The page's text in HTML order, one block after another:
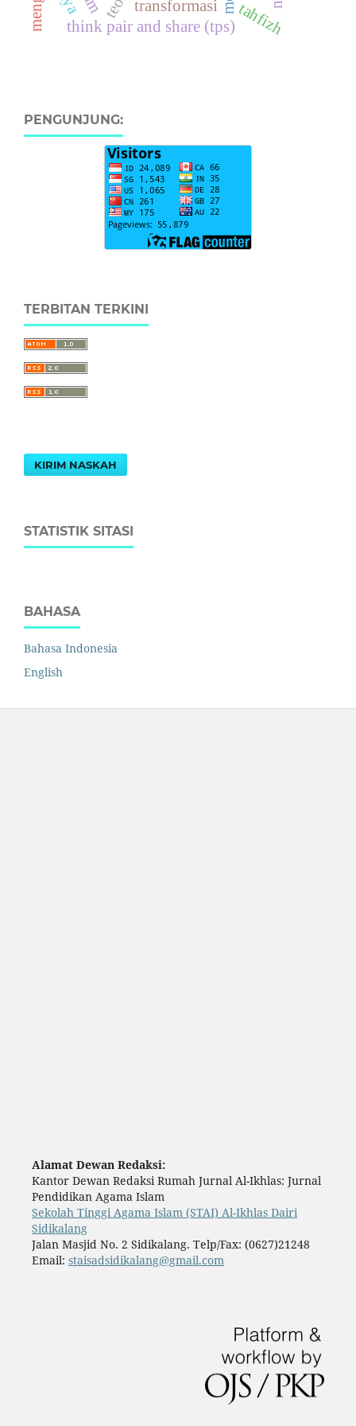
think pair and share (tps) tahfizh
transformasi
PENGUNJUNG:
TERBITAN TERKINI
KIRIM NASKAH
STATISTIK SITASI
BAHASA
Bahasa Indonesia
English
Alamat Dewan Redaksi:
Kantor Dewan Redaksi Rumah Jurnal Al-Ikhlas: Jurnal
Pendidikan Agama Islam
Sekolah Tinggi Agama Islam (STAI) Al-Ikhlas Dairi
Sidikalang
Jalan Masjid No. 2 Sidikalang. Telp/Fax: (0627)21248
Email: staisadsidikalang@gmail.com